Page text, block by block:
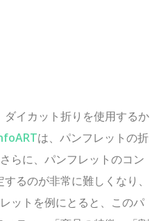
イカット折りを使用するか
は、パンフレットの折
らに、パンフレットのコン
るのが非常に難しくなり、
ットを例にとると、このパ